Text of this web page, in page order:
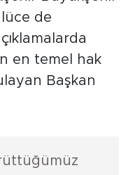
de
en temel hak
Başkan